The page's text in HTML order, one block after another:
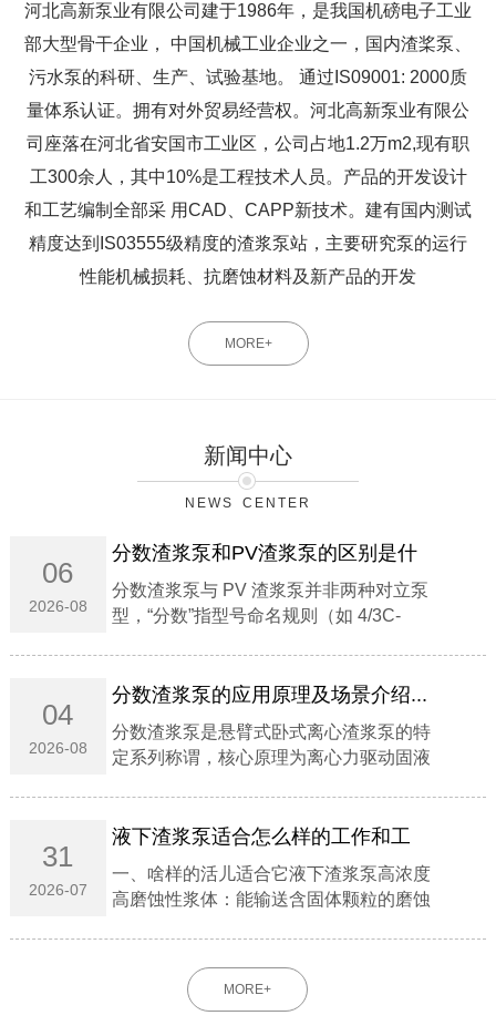
河北高新泵业有限公司建于1986年，是我国机磅电子工业
部大型骨干企业， 中国机械工业企业之一，国内渣桨泵、
污水泵的科研、生产、试验基地。 通过IS09001: 2000质
量体系认证。拥有对外贸易经营权。河北高新泵业有限公
司座落在河北省安国市工业区，公司占地1.2万m2,现有职
工300余人，其中10%是工程技术人员。产品的开发设计
和工艺编制全部采 用CAD、CAPP新技术。建有国内测试
精度达到IS03555级精度的渣浆泵站，主要研究泵的运行
性能机械损耗、抗磨蚀材料及新产品的开发
MORE+
新闻中心
NEWS CENTER
06
2026-08
分数渣浆泵和PV渣浆泵的区别是什
么？...
分数渣浆泵与 PV 渣浆泵并非两种对立泵
型，‌“分数”指型号命名规则（如 4/3C-
式无轴封泵 。...
04
2026-08
分数渣浆泵的应用原理及场景介绍...
分数渣浆泵是‌悬臂式卧式离心渣浆泵‌的特
定系列称谓，核心原理为‌离心力驱动固液
制‌：电机驱动叶轮高速旋转，浆体在离心
31
2026-07
液下渣浆泵适合怎么样的工作和工
况‌...
一、啥样的活儿适合它液下渣浆泵‌高浓度
高磨蚀性浆体‌：能输送含固体颗粒的磨蚀
轴封与轴封水，在吸入量不足的工况下也
能正常运行。‌...
MORE+